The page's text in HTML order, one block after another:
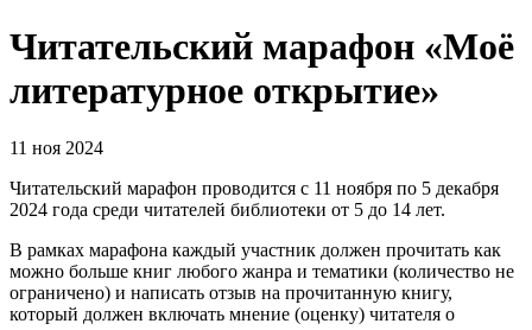
Читательский марафон «Моё
литературное открытие»
11 ноя 2024
Читательский марафон проводится с 11 ноября по 5 декабря
2024 года среди читателей библиотеки от 5 до 14 лет.
В рамках марафона каждый участник должен прочитать как
можно больше книг любого жанра и тематики (количество не
ограничено) и написать отзыв на прочитанную книгу,
который должен включать мнение (оценку) читателя о